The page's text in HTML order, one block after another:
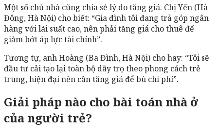
Một số chủ nhà cũng chia sẻ lý do tăng giá. Chị Yến (Hà
Đông, Hà Nội) cho biết: “Gia đình tôi đang trả góp ngân
hàng với lãi suất cao, nên phải tăng giá cho thuê để
giảm bớt áp lực tài chính”.
Tương tự, anh Hoàng (Ba Đình, Hà Nội) cho hay: “Tôi sẽ
đầu tư cải tạo lại toàn bộ dãy trọ theo phong cách trẻ
trung, hiện đại nên cần tăng giá để bù chi phí”.
Giải pháp nào cho bài toán nhà ở
của người trẻ?